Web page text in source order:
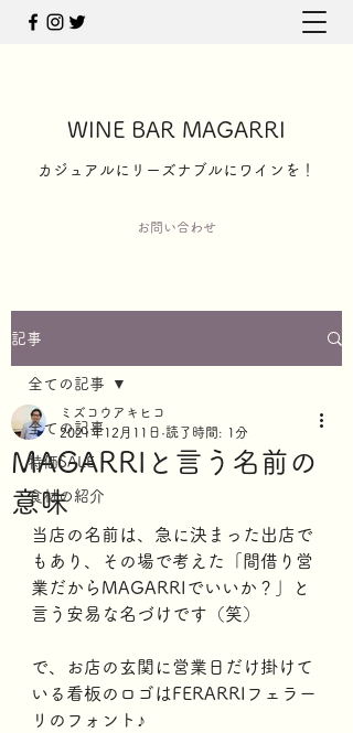
WINE BAR MAGARRI
​カジュアルにリーズナブルにワインを！
お問い合わせ
記事
全ての記事
特価SALE！
食材の紹介
全ての記事
MAGARRIと言う名前の
意味
ミズコウアキヒコ
2021年12月11日 読了時間: 1分
当店の名前は、急に決まった出店で
もあり、その場で考えた「間借り営
業だからMAGARRIでいいか？」と
言う安易な名づけです（笑）
で、お店の玄関に営業日だけ掛けて
いる看板のロゴはFERARRIフェラー
リのフォント♪